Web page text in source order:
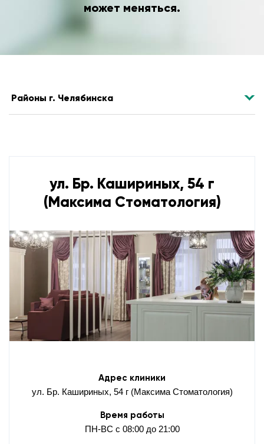
может меняться.
ул. Бр. Кашириных, 54 г
(Максима Стоматология)
Адрес клиники
ул. Бр. Кашириных, 54 г (Максима Стоматология)
Время работы
ПН-ВС с 08:00 до 21:00